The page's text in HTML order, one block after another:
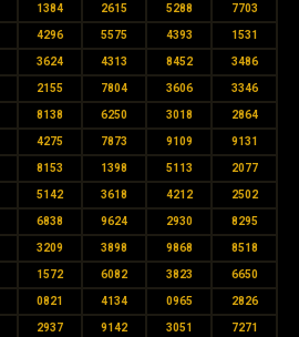
1384 2615 5288 7703
4296 5575 4393 1531
3624 4313 8452 3486
2155 7804 3606 3346
8138 6250 3018 2864
4275 7873 9109 9131
8153 1398 5113 2077
5142 3618 4212 2502
6838 9624 2930 8295
3209 3898 9868 8518
1572 6082 3823 6650
0821 4134 0965 2826
2937 9142 3051 7271